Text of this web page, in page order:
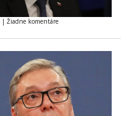
| Žiadne komentáre